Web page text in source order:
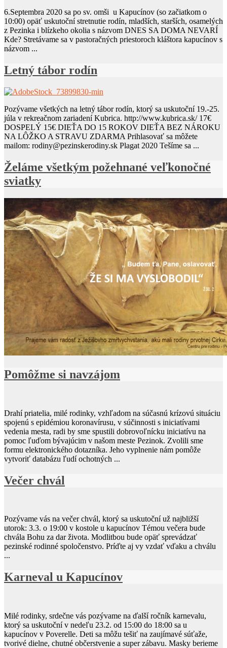
6.Septembra 2020 sa po sv. omši u Kapucínov (so začiatkom o
10:00) opäť uskutoční stretnutie rodín, mladších, starších, osamelých
z Pezinka i blízkeho okolia s názvom DNES SA DOMA NEVARÍ
Kde? Stretávame sa v pastoračných priestoroch kláštora kapucínov s
názvom ...
Letný tábor rodín
Pozývame všetkých na letný tábor rodín, ktorý sa uskutoční 19.-25.
júla v rekreačnom zariadení Kubrica. http://www.kubrica.sk/ 17€
DOSPELÝ 15€ DIEŤA DO 15 ROKOV DIEŤA BEZ NÁROKU
NA LÔŽKO A STRAVU ZDARMA Prihlasovať sa môžete
mailom: rodiny@pezinskerodiny.sk Plagat 2020 Tešíme sa ...
Želáme všetkým požehnané veľkonočné
sviatky
Pomôžme si navzájom
Drahí priatelia, milé rodinky, vzhľadom na súčasnú krízovú situáciu
spojenú s epidémiou koronavírusu, v súčinnosti s iniciatívami
vedenia mesta, radi by sme spustili dobrovoľnícku iniciatívu na
pomoc ľuďom bývajúcim v našom meste Pezinok. Zvolili sme
formu elektronického dotazníka. Jeho vyplnenie nám pomôže
vytvoriť databázu ľudí ochotných ...
Večer chvál
Pozývame vás na večer chvál, ktorý sa uskutoční už najbližší
utorok: 3.3. o 19:00 v kostole u kapucínov Témou večera bude
chvála Bohu za dar života. Modlitbou bude opäť sprevádzať
pezinské rodinné spoločenstvo. Príďte aj vy vzdať vďaku a chválu
...
Karneval u Kapucínov
Milé rodinky, srdečne vás pozývame na ďalší ročník karnevalu,
ktorý sa uskutoční v nedeľu 23.2. od 15:00 do 18:00 sa u
kapucínov v Poverelle. Deti sa môžu tešiť na zaujímavé súťaže,
tvorivé dielne, chutné občerstvenie a super zábavu. Masky berieme